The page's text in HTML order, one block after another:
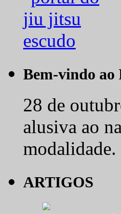
Bem-vindo
28 de
alusiva ao
modalidade.
ARTIGOS